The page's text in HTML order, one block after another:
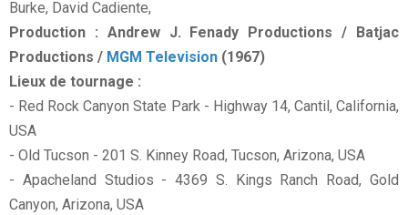
Burke, David Cadiente,
Production : Andrew J. Fenady Productions / Batjac
Productions / MGM Television (1967)
Lieux de tournage :
- Red Rock Canyon State Park - Highway 14, Cantil, California,
USA
- Old Tucson - 201 S. Kinney Road, Tucson, Arizona, USA
- Apacheland Studios - 4369 S. Kings Ranch Road, Gold
Canyon, Arizona, USA